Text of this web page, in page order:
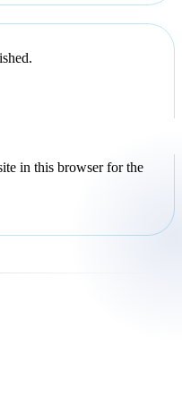
in this browser for the